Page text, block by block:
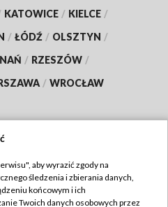
KATOWICE / KIELCE /
/ ŁÓDŹ / OLSZTYN /
/ RZESZÓW /
/ WROCŁAW
TVP
aby wyrazić zgody na
śledzenia i zbierania danych,
końcowym i ich
Twoich danych osobowych przez